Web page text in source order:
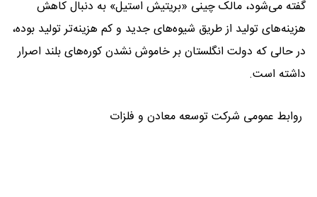
گفته می‌شود، مالک چینی «بریتیش استیل» به دنبال کاهش
هزینه‌های تولید از طریق شیوه‌های جدید و کم هزینه‌تر تولید بوده،
در حالی که دولت انگلستان بر خاموش نشدن کوره‌های بلند اصرار
داشته است.
روابط عمومی شرکت توسعه معادن و فلزات